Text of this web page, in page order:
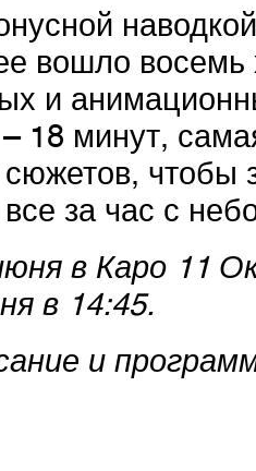
вошло восемь
и
18 минут,
чтобы
за час с
в Каро 11
в 14:45.
и